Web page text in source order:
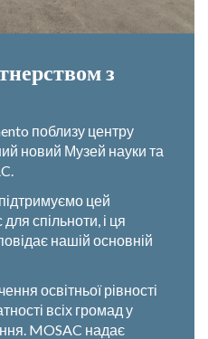
з
поблизу центру
новий Музей науки та
цей
спільноти, і ця
нашій основній
освітньої рівності
всіх громад у
MOSAC надає